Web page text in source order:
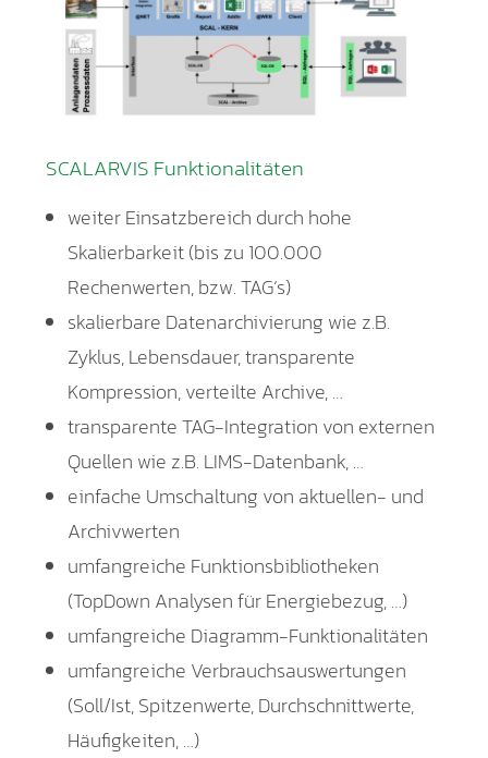
SCALARVIS Funktionalitäten
weiter Einsatzbereich durch hohe
Skalierbarkeit (bis zu 100.000
Rechenwerten, bzw. TAG‘s)
skalierbare Datenarchivierung wie z.B.
Zyklus, Lebensdauer, transparente
Kompression, verteilte Archive, …
transparente TAG-Integration von externen
Quellen wie z.B. LIMS-Datenbank, …
einfache Umschaltung von aktuellen- und
Archivwerten
umfangreiche Funktionsbibliotheken
(TopDown Analysen für Energiebezug, …)
umfangreiche Diagramm-Funktionalitäten
umfangreiche Verbrauchsauswertungen
(Soll/Ist, Spitzenwerte, Durchschnittwerte,
Häufigkeiten, …)